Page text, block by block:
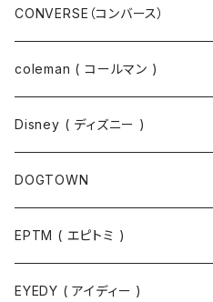
ジャケット
コート
ポロシャツ
パンツ
スウェットパンツ
パーカー
スウェット
Tシャツ
CONVERSE（コンバース）
coleman ( コールマン )
Disney ( ディズニー )
DOGTOWN
EPTM ( エピトミ )
EYEDY ( アイディー )